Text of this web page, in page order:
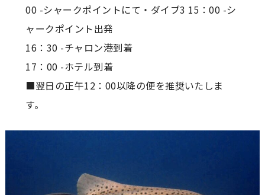
00 -シャークポイントにて・ダイブ3 15：00 -シ
ャークポイント出発
16：30 -チャロン港到着
17：00 -ホテル到着
■翌日の正午12：00以降の便を推奨いたしま
す。